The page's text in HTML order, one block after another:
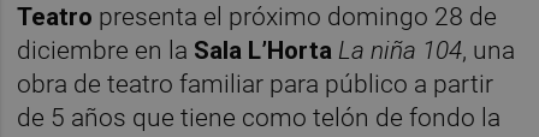
Teatro presenta el próximo domingo 28 de
diciembre en la Sala L’Horta La niña 104, una
obra de teatro familiar para público a partir
de 5 años que tiene como telón de fondo la